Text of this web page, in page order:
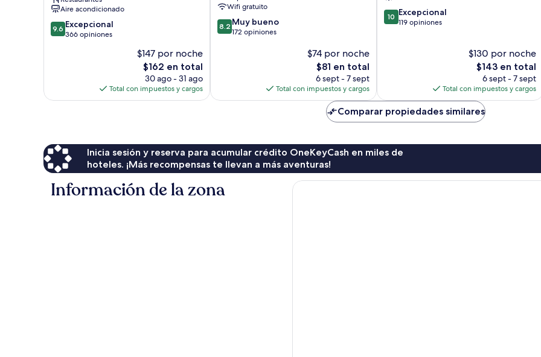
Aire acondicionado
9.6
de
9.6 Excepcional
366 opiniones
$147 por noche
El
precio
actual
es
$162 en total
30 ago - 31 ago
Total con impuestos y cargos
Wifi gratuito
8.2
de
8.2 Muy bueno
172 opiniones
$74 por noche
El
precio
actual
es
$81
$81 en total
6 sept - 7 sept
Total con impuestos y cargos
10.0
de
10 Excepcional
119 opiniones
$130 por noche
El
precio
actual
es
de
$143
$143 en total
6 sept - 7 sept
Total con impuestos y cargos
Comparar propiedades similares
Inicia sesión y reserva para acumular crédito OneKeyCash en miles de
hoteles. ¡Más recompensas te llevan a más aventuras!
Información de la zona